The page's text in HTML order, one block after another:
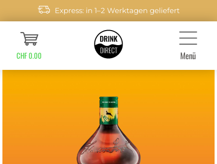
Express: in 1–2 Werktagen geliefert
CHF 0.00 Menü